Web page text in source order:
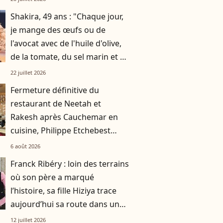
Shakira, 49 ans : "Chaque jour,
je mange des œufs ou de
l'avocat avec de l'huile d'olive,
de la tomate, du sel marin et un
smoothie"
22 juillet 2026
Fermeture définitive du
restaurant de Neetah et
Rakesh après Cauchemar en
cuisine, Philippe Etchebest
pensait les avoir sauvés
6 août 2026
Franck Ribéry : loin des terrains
où son père a marqué
l’histoire, sa fille Hiziya trace
aujourd’hui sa route dans un
tout autre univers
12 juillet 2026